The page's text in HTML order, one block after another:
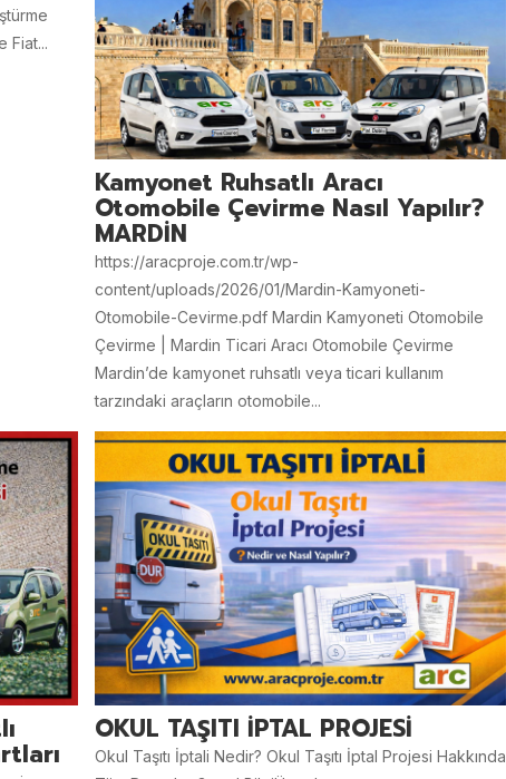
Fiat...
Kamyonet Ruhsatlı Aracı
Otomobile Çevirme Nasıl Yapılır?
MARDİN
https://aracproje.com.tr/wp-
content/uploads/2026/01/Mardin-Kamyoneti-
Otomobile-Cevirme.pdf Mardin Kamyoneti Otomobile
Çevirme | Mardin Ticari Aracı Otomobile Çevirme
Mardin’de kamyonet ruhsatlı veya ticari kullanım
tarzındaki araçların otomobile...
OKUL TAŞITI İPTAL PROJESİ
Okul Taşıtı İptali Nedir? Okul Taşıtı İptal Projesi Hakkında